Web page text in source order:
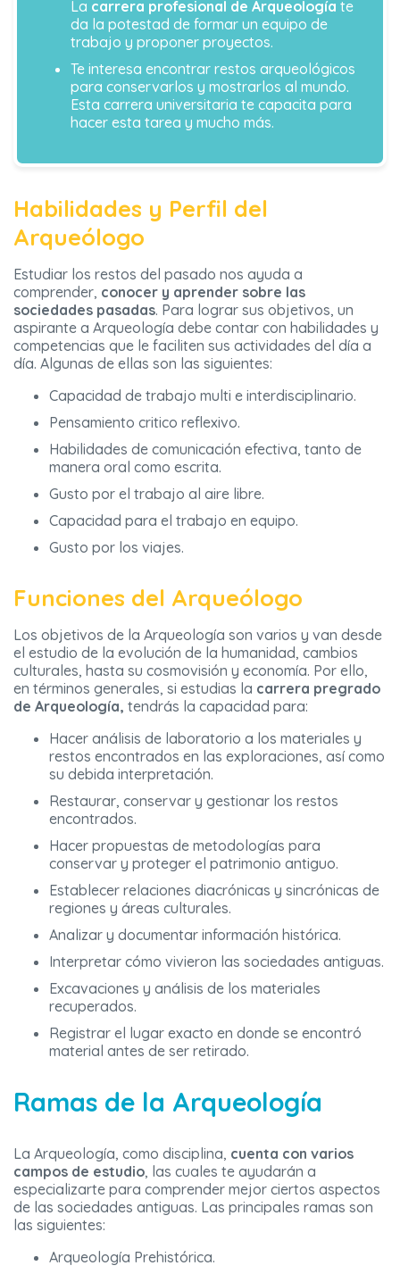
La carrera profesional de Arqueología te
da la potestad de formar un equipo de
trabajo y proponer proyectos.
Te interesa encontrar restos arqueológicos
para conservarlos y mostrarlos al mundo.
Esta carrera universitaria te capacita para
hacer esta tarea y mucho más.
Habilidades y Perfil del
Arqueólogo
Estudiar los restos del pasado nos ayuda a
comprender, conocer y aprender sobre las
sociedades pasadas. Para lograr sus objetivos, un
aspirante a Arqueología debe contar con habilidades y
competencias que le faciliten sus actividades del día a
día. Algunas de ellas son las siguientes:
Capacidad de trabajo multi e interdisciplinario.
Pensamiento critico reflexivo.
Habilidades de comunicación efectiva, tanto de
manera oral como escrita.
Gusto por el trabajo al aire libre.
Capacidad para el trabajo en equipo.
Gusto por los viajes.
Funciones del Arqueólogo
Los objetivos de la Arqueología son varios y van desde
el estudio de la evolución de la humanidad, cambios
culturales, hasta su cosmovisión y economía. Por ello,
en términos generales, si estudias la carrera pregrado
de Arqueología, tendrás la capacidad para:
Hacer análisis de laboratorio a los materiales y
restos encontrados en las exploraciones, así como
su debida interpretación.
Restaurar, conservar y gestionar los restos
encontrados.
Hacer propuestas de metodologías para
conservar y proteger el patrimonio antiguo.
Establecer relaciones diacrónicas y sincrónicas de
regiones y áreas culturales.
Analizar y documentar información histórica.
Interpretar cómo vivieron las sociedades antiguas.
Excavaciones y análisis de los materiales
recuperados.
Registrar el lugar exacto en donde se encontró
material antes de ser retirado.
Ramas de la Arqueología
La Arqueología, como disciplina, cuenta con varios
campos de estudio, las cuales te ayudarán a
especializarte para comprender mejor ciertos aspectos
de las sociedades antiguas. Las principales ramas son
las siguientes:
Arqueología Prehistórica.